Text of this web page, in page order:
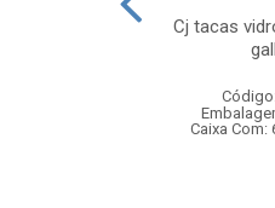
Cj tacas
Caixa Com: